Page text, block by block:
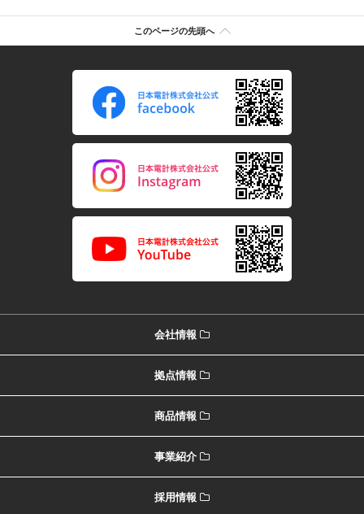
このページの先頭へ
会社情報
拠点情報
商品情報
事業紹介
採用情報